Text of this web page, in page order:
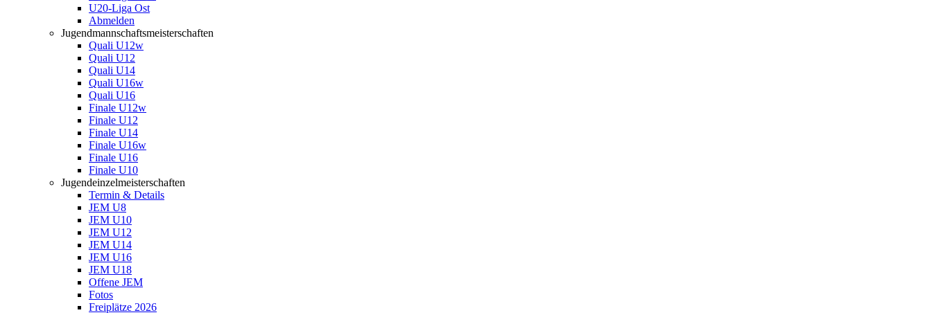
U20-Liga Ost
Abmelden
Jugendmannschaftsmeisterschaften
Quali U12w
Quali U12
Quali U14
Quali U16w
Quali U16
Finale U12w
Finale U12
Finale U14
Finale U16w
Finale U16
Finale U10
Jugendeinzelmeisterschaften
Termin & Details
JEM U8
JEM U10
JEM U12
JEM U14
JEM U16
JEM U18
Offene JEM
Fotos
Freiplätze 2026